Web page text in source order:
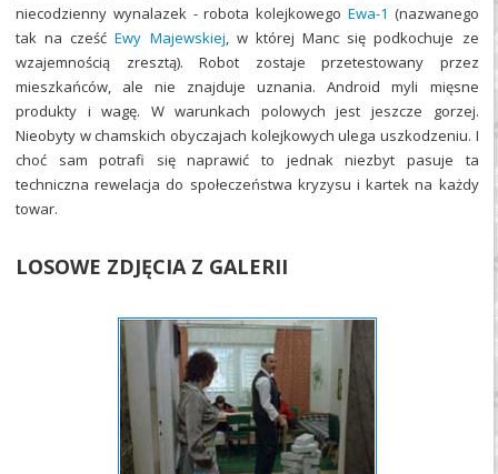
niecodzienny wynalazek - robota kolejkowego Ewa-1 (nazwanego
tak na cześćEwy Majewskiej, w której Manc się podkochuje ze
wzajemnością zresztą). Robot zostaje przetestowany przez
mieszkańców, ale nie znajduje uznania. Android myli mięsne
produkty i wagę. W warunkach polowych jest jeszcze gorzej.
Nieobyty w chamskich obyczajach kolejkowych ulega uszkodzeniu. I
choć sam potrafi się naprawić to jednak niezbyt pasuje ta
techniczna rewelacja do społeczeństwa kryzysu i kartek na każdy
towar.
LOSOWE ZDJĘCIA Z GALERII